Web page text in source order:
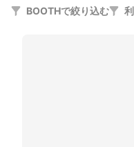
BOOTHで絞り込む